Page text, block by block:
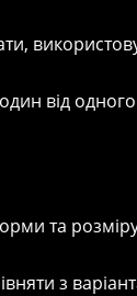
від
та
з